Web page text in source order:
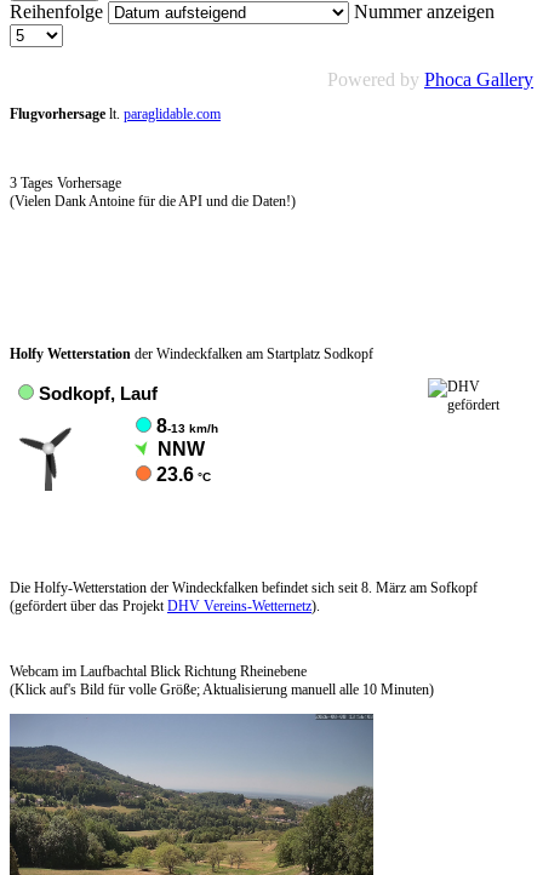
Reihenfolge Nummer anzeigen
Powered by Phoca Gallery
Flugvorhersage lt. paraglidable.com
3 Tages Vorhersage
(Vielen Dank Antoine für die API und die Daten!)
Holfy Wetterstation der Windeckfalken am Startplatz Sodkopf
Die Holfy-Wetterstation der Windeckfalken befindet sich seit 8. März am Sofkopf
(gefördert über das ProjektDHV Vereins-Wetternetz).
Webcam im Laufbachtal Blick Richtung Rheinebene
(Klick auf's Bild für volle Größe; Aktualisierung manuell alle 10 Minuten)